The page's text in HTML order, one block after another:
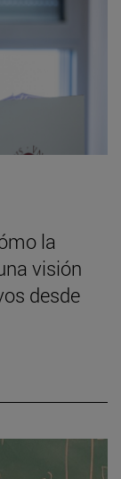
la
visión
desde